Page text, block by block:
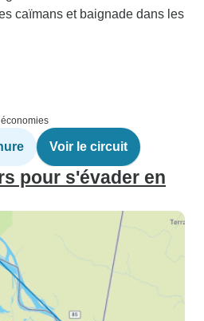
caïmans et baignade dans les
Voir le circuit
pour s'évader en